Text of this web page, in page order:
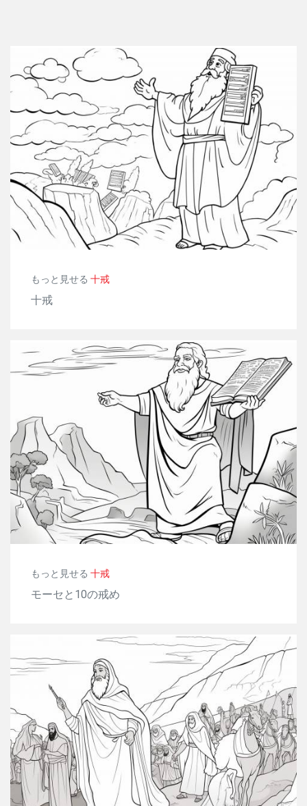
もっと見せる 十戒
十戒
もっと見せる 十戒
モーセと10の戒め